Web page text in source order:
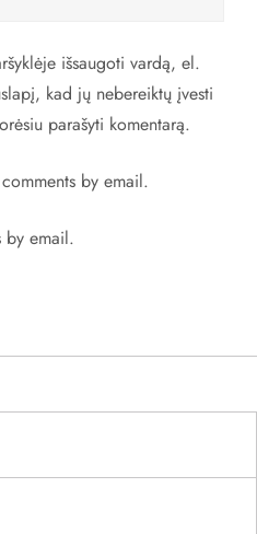
išsaugoti vardą, el.
kad jų nebereiktų įvesti
parašyti komentarą.
by email.
by email.